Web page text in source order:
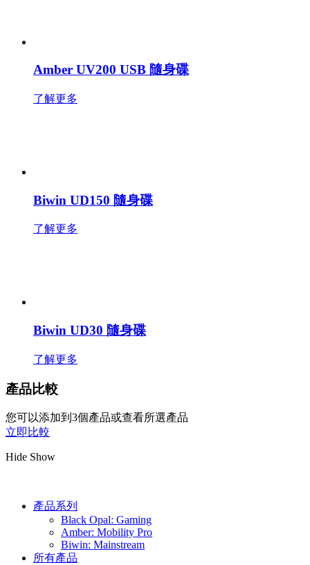
Amber UV200 USB 隨身碟
了解更多
Biwin UD150 隨身碟
了解更多
Biwin UD30 隨身碟
了解更多
產品比較
您可以添加到3個產品或查看所選產品
立即比較
Hide Show
產品系列
Black Opal: Gaming
Amber: Mobility Pro
Biwin: Mainstream
所有產品